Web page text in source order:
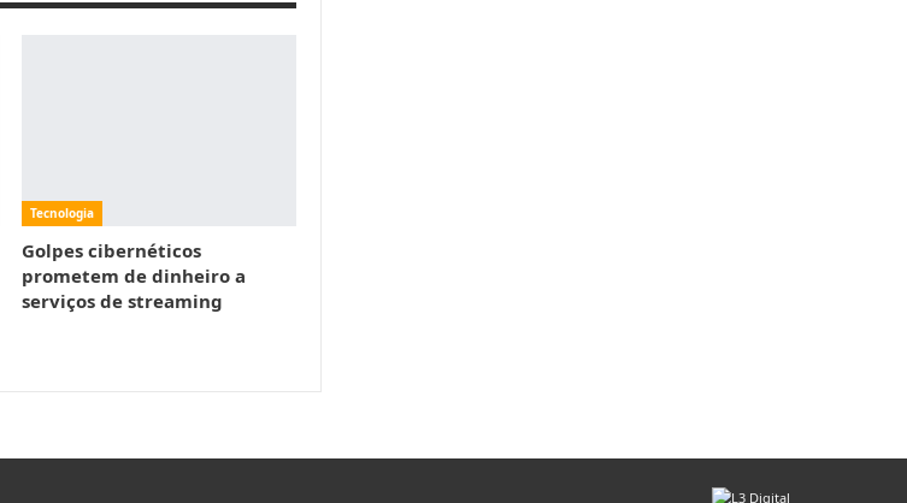
Tecnologia
Golpes cibernéticos
prometem de dinheiro a
serviços de streaming